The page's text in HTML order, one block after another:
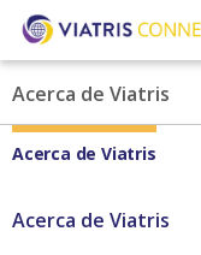
Acerca de Viatris
Acerca de Viatris
Acerca de Viatris